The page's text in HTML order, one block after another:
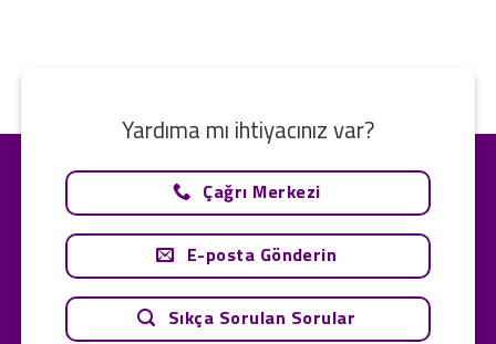
Yardıma mı ihtiyacınız var?
Çağrı Merkezi
E-posta Gönderin
Sıkça Sorulan Sorular